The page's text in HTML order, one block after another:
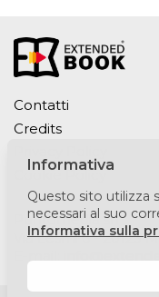
Contatti
Credits
Cookie Policy
Puntomedia srl
Via Lesmi 6 - 20123
Informativa
Questo sito utilizza
necessari al suo
Informativa sulla